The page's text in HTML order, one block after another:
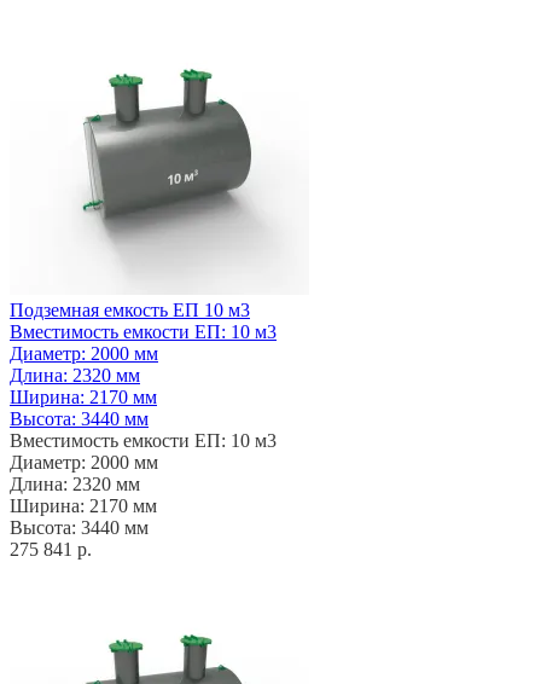
Подземная емкость ЕП 10 м3
Вместимость емкости ЕП: 10 м3
Диаметр: 2000 мм
Длина: 2320 мм
Ширина: 2170 мм
Высота: 3440 мм
Вместимость емкости ЕП: 10 м3
Диаметр: 2000 мм
Длина: 2320 мм
Ширина: 2170 мм
Высота: 3440 мм
275 841 р.